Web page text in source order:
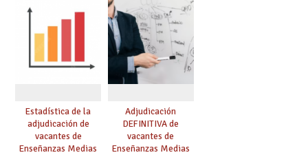
Estadística de la
adjudicación de
vacantes de
Enseñanzas Medias
Adjudicación
DEFINITIVA de
vacantes de
Enseñanzas Medias